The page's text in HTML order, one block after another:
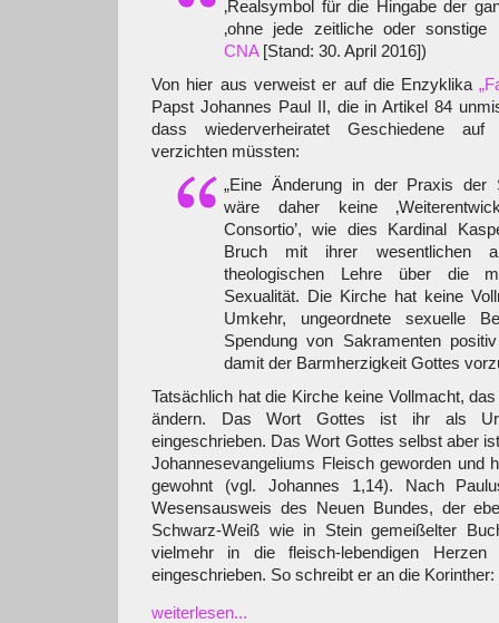
‚Realsymbol für die Hingabe der
‚ohne jede zeitliche oder sonstige
CNA[Stand: 30. April 2016])
Von hier aus verweist er auf die Enzyklika
Papst Johannes Paul II, die in Artikel 84
dass wiederverheiratet Geschiedene auf
verzichten müssten:
„Eine Änderung in der Praxis der
wäre daher keine
Consortio’, wie dies Kardinal
Bruch mit ihrer wesentlichen
theologischen Lehre über die
Sexualität. Die Kirche hat keine
Umkehr, ungeordnete sexuelle
Spendung von Sakramenten
damit der Barmherzigkeit Gottes
Tatsächlich hat die Kirche keine Vollmacht,
ändern. Das Wort Gottes ist ihr als
eingeschrieben. Das Wort Gottes selbst aber
Johannesevangeliums Fleisch geworden und
gewohnt (vgl. Johannes 1,14). Nach
Wesensausweis des Neuen Bundes, der
Schwarz-Weiß wie in Stein gemeißelter
vielmehr in die fleisch-lebendigen
eingeschrieben. So schreibt er an die Korinther:
weiterlesen...